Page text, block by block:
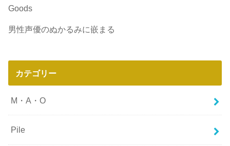
Goods
男性声優のぬかるみに嵌まる
カテゴリー
M・A・O
Pile